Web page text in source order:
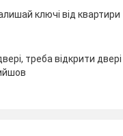
ключі від квартири
треба відкрити двері